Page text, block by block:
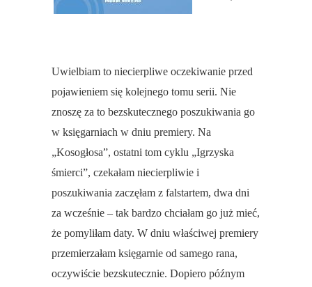
Uwielbiam to niecierpliwe oczekiwanie przed
pojawieniem się kolejnego tomu serii. Nie
znoszę za to bezskutecznego poszukiwania go
w księgarniach w dniu premiery. Na
„Kosogłosa”, ostatni tom cyklu „Igrzyska
śmierci”, czekałam niecierpliwie i
poszukiwania zaczęłam z falstartem, dwa dni
za wcześnie – tak bardzo chciałam go już mieć,
że pomyliłam daty. W dniu właściwej premiery
przemierzałam księgarnie od samego rana,
oczywiście bezskutecznie. Dopiero późnym